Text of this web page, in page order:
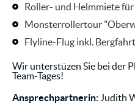
Roller- und Helmmiete
Monsterrollertour
Flyline-Flug inkl. Bergfahrt
Wir unterstüzen Sie bei der
Team-Tages!
Ansprechpartnerin: Judith